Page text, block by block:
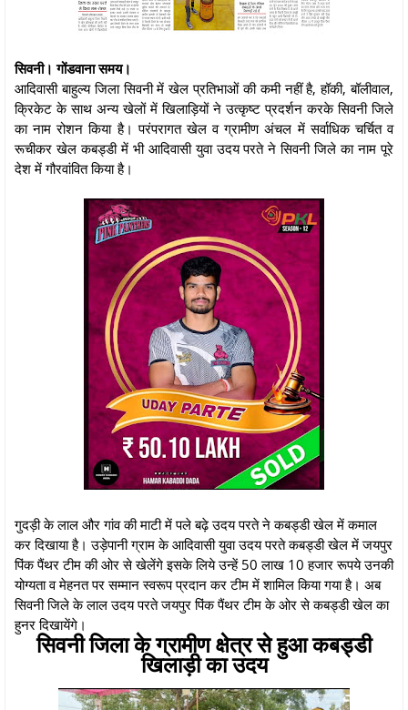
सिवनी। गोंडवाना समय।
आदिवासी बाहुल्य जिला सिवनी में खेल प्रतिभाओं की कमी नहीं है, हॉकी, बॉलीवाल,
क्रिकेट के साथ अन्य खेलों में खिलाड़ियों ने उत्कृष्ट प्रदर्शन करके सिवनी जिले
का नाम रोशन किया है। परंपरागत खेल व ग्रामीण अंचल में सर्वाधिक चर्चित व
रूचीकर खेल कबड्डी में भी आदिवासी युवा उदय परते ने सिवनी जिले का नाम पूरे
देश में गौरवांवित किया है।
गुदड़ी के लाल और गांव की माटी में पले बढ़े उदय परते ने कबड्डी खेल में कमाल
कर दिखाया है। उड़ेपानी ग्राम के आदिवासी युवा उदय परते कबड्डी खेल में जयपुर
पिंक पैंथर टीम की ओर से खेलेंगे इसके लिये उन्हें 50 लाख 10 हजार रूपये उनकी
योग्यता व मेहनत पर सम्मान स्वरूप प्रदान कर टीम में शामिल किया गया है। अब
सिवनी जिले के लाल उदय परते जयपुर पिंक पैंथर टीम के ओर से कबड्डी खेल का
हुनर दिखायेंगे।
सिवनी जिला के ग्रामीण क्षेत्र से हुआ कबड्डी
खिलाड़ी का उदय